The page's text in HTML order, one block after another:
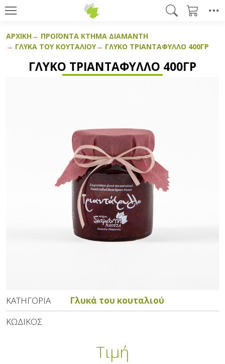
ΑΡΧΙΚΉ
ΠΡΟΪΌΝΤΑ ΚΤΉΜΑ ΔΙΑΜΆΝΤΗ
ΓΛΥΚΆ ΤΟΥ ΚΟΥΤΑΛΙΟΎ
ΓΛΥΚΌ ΤΡΙΑΝΤΆΦΥΛΛΟ 400ΓΡ
ΓΛΥΚΌ ΤΡΙΑΝΤΆΦΥΛΛΟ 400ΓΡ
ΚΑΤΗΓΟΡΊΑ
Γλυκά του κουταλιού
ΚΩΔΙΚΌΣ
Τιμή